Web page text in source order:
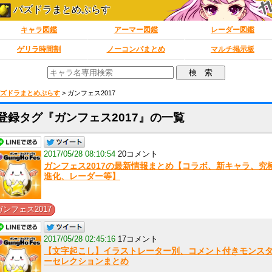
パズドラまとめぷらす
キャラ図鑑 アーマー図鑑 レーダー図鑑
ゲリラ時間割 ノーコンパまとめ マルチ掲示板
ドラまとめぷらす > ガンフェス2017
録タグ『ガンフェス2017』の一覧
2017/05/28 08:10:54 20コメント
ガンフェス2017の最新情報まとめ【コラボ、新キャラ、究
進化、レーダー等】
ンフェス2017
2017/05/28 02:45:16 17コメント
【文字起こし】イラストレーター別、コメント付きモンス
ーセレクションまとめ